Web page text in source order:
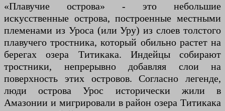
«Плавучие острова» - это небольшие
искусственные острова, построенные местными
племенами из Уроса (или Уру) из слоев толстого
плавучего тростника, который обильно растет на
берегах озера Титикака. Индейцы собирают
тростники, непрерывно добавляя слои на
поверхность этих островов. Согласно легенде,
люди острова Урос исторически жили в
Амазонии и мигрировали в район озера Титикака